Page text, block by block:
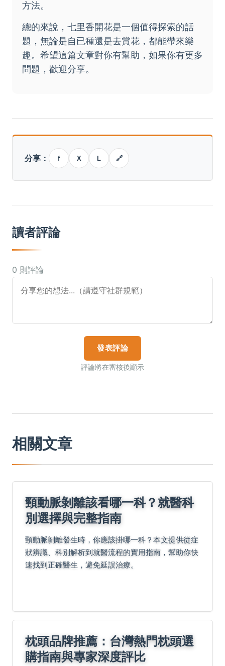
方法。
總的來說，七里香開花是一個值得探索的話
題，無論是自已種還是去賞花，都能帶來樂
趣。希望這篇文章對你有幫助，如果你有更多
問題，歡迎分享。
分享： f X L 🔗
讀者評論
0 則評論
發表評論
評論將在審核後顯示
相關文章
頸動脈剝離該看哪一科？就醫科
別選擇與完整指南
頸動脈剝離發生時，你應該掛哪一科？本文提供從症
狀辨識、科別解析到就醫流程的實用指南，幫助你快
速找到正確醫生，避免延誤治療。
枕頭品牌推薦：台灣熱門枕頭選
購指南與專家深度評比